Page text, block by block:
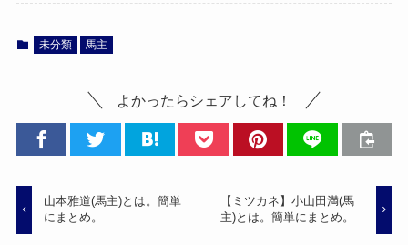
未分類 馬主
よかったらシェアしてね！
山本雅道(馬主)とは。簡単
にまとめ。
【ミツカネ】小山田満(馬
主)とは。簡単にまとめ。